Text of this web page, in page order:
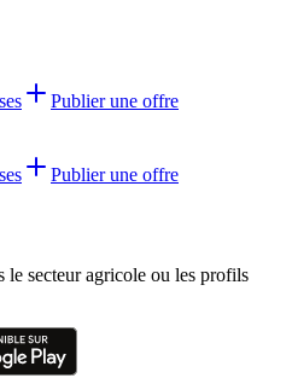
Publier une offre
Publier une offre
secteur agricole ou les profils